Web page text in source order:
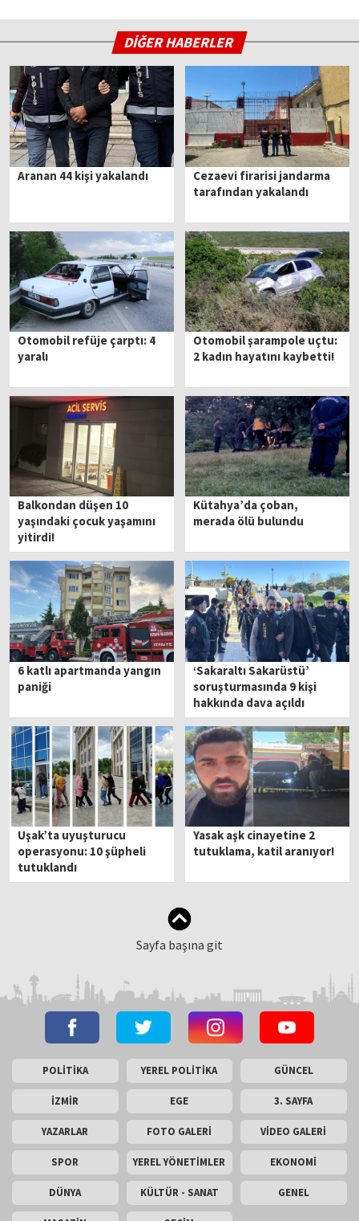
DİĞER HABERLER
Aranan 44 kişi yakalandı
Cezaevi firarisi jandarma
tarafından yakalandı
Otomobil refüje çarptı: 4
yaralı
Otomobil şarampole uçtu:
2 kadın hayatını kaybetti!
Balkondan düşen 10
yaşındaki çocuk yaşamını
yitirdi!
Kütahya’da çoban,
merada ölü bulundu
6 katlı apartmanda yangın
paniği
‘Sakaraltı Sakarüstü’
soruşturmasında 9 kişi
hakkında dava açıldı
Uşak’ta uyuşturucu
operasyonu: 10 şüpheli
tutuklandı
Yasak aşk cinayetine 2
tutuklama, katil aranıyor!
Sayfa başına git
POLİTİKA YEREL POLİTİKA GÜNCEL
İZMİR EGE 3. SAYFA
YAZARLAR FOTO GALERİ VİDEO GALERİ
SPOR YEREL YÖNETİMLER EKONOMİ
DÜNYA KÜLTÜR - SANAT GENEL